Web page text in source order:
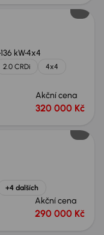
136 kW4x4
2.0 CRDi
4x4
Akční cena
320 000 Kč
+4 dalších
Akční cena
290 000 Kč